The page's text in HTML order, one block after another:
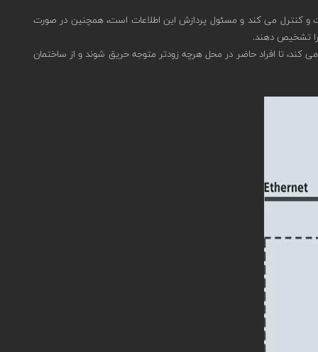
و کنترل می کند و مسئول پردازش این اطلاعات است، همچنین در صورت
را تشخیص دهند.
کند، تا افراد حاضر در محل هرچه زودتر متوجه حریق شوند و از ساختمان